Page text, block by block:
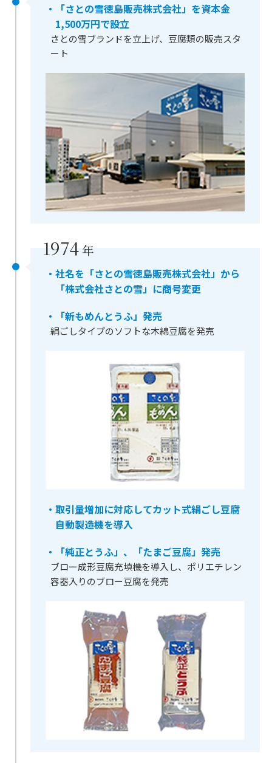
・「さとの雪徳島販売株式会社」を資本金
1,500万円で設立
さとの雪ブランドを立上げ、豆腐類の販売スタ
ート
1974年
・社名を「さとの雪徳島販売株式会社」から
「株式会社さとの雪」に商号変更
・「新もめんとうふ」発売
絹ごしタイプのソフトな木綿豆腐を発売
・取引量増加に対応してカット式絹ごし豆腐
自動製造機を導入
・「純正とうふ」、「たまご豆腐」発売
ブロー成形豆腐充填機を導入し、ポリエチレン
容器入りのブロー豆腐を発売